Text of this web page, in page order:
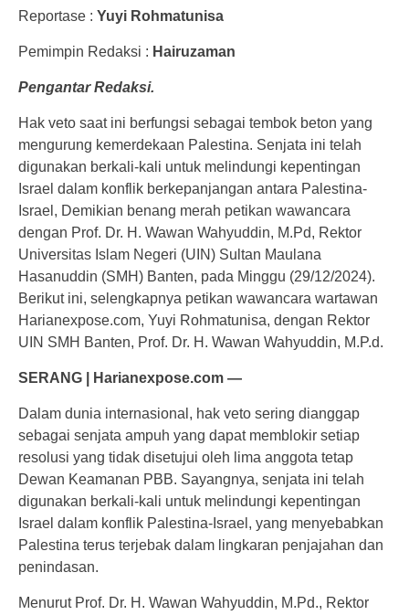
Reportase : Yuyi Rohmatunisa
Pemimpin Redaksi : Hairuzaman
Pengantar Redaksi.
Hak veto saat ini berfungsi sebagai tembok beton yang
mengurung kemerdekaan Palestina. Senjata ini telah
digunakan berkali-kali untuk melindungi kepentingan
Israel dalam konflik berkepanjangan antara Palestina-
Israel, Demikian benang merah petikan wawancara
dengan Prof. Dr. H. Wawan Wahyuddin, M.Pd, Rektor
Universitas Islam Negeri (UIN) Sultan Maulana
Hasanuddin (SMH) Banten, pada Minggu (29/12/2024).
Berikut ini, selengkapnya petikan wawancara wartawan
Harianexpose.com, Yuyi Rohmatunisa, dengan Rektor
UIN SMH Banten, Prof. Dr. H. Wawan Wahyuddin, M.P.d.
SERANG | Harianexpose.com —
Dalam dunia internasional, hak veto sering dianggap
sebagai senjata ampuh yang dapat memblokir setiap
resolusi yang tidak disetujui oleh lima anggota tetap
Dewan Keamanan PBB. Sayangnya, senjata ini telah
digunakan berkali-kali untuk melindungi kepentingan
Israel dalam konflik Palestina-Israel, yang menyebabkan
Palestina terus terjebak dalam lingkaran penjajahan dan
penindasan.
Menurut Prof. Dr. H. Wawan Wahyuddin, M.Pd., Rektor